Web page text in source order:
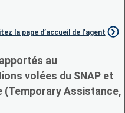
la page d’accueil de l’agent
au
volées du SNAP et
(Temporary Assistance,